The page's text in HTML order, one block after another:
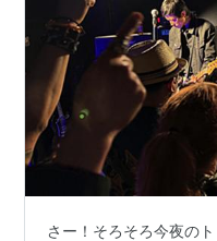
さー！そろそろ今夜の